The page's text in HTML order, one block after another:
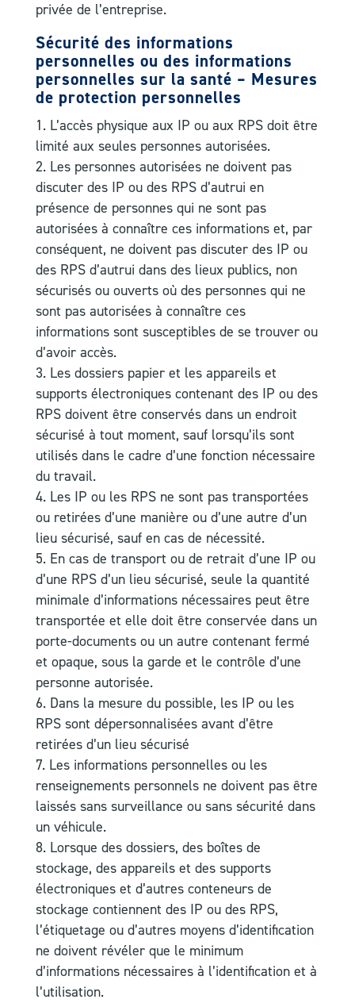
privée de l’entreprise.
Sécurité des informations
personnelles ou des informations
personnelles sur la santé – Mesures
de protection personnelles
L’accès physique aux IP ou aux RPS doit être
limité aux seules personnes autorisées.
Les personnes autorisées ne doivent pas
discuter des IP ou des RPS d’autrui en
présence de personnes qui ne sont pas
autorisées à connaître ces informations et, par
conséquent, ne doivent pas discuter des IP ou
des RPS d’autrui dans des lieux publics, non
sécurisés ou ouverts où des personnes qui ne
sont pas autorisées à connaître ces
informations sont susceptibles de se trouver ou
d’avoir accès.
Les dossiers papier et les appareils et
supports électroniques contenant des IP ou des
RPS doivent être conservés dans un endroit
sécurisé à tout moment, sauf lorsqu’ils sont
utilisés dans le cadre d’une fonction nécessaire
du travail.
Les IP ou les RPS ne sont pas transportées
ou retirées d’une manière ou d’une autre d’un
lieu sécurisé, sauf en cas de nécessité.
En cas de transport ou de retrait d’une IP ou
d’une RPS d’un lieu sécurisé, seule la quantité
minimale d’informations nécessaires peut être
transportée et elle doit être conservée dans un
porte-documents ou un autre contenant fermé
et opaque, sous la garde et le contrôle d’une
personne autorisée.
Dans la mesure du possible, les IP ou les
RPS sont dépersonnalisées avant d’être
retirées d’un lieu sécurisé
Les informations personnelles ou les
renseignements personnels ne doivent pas être
laissés sans surveillance ou sans sécurité dans
un véhicule.
Lorsque des dossiers, des boîtes de
stockage, des appareils et des supports
électroniques et d’autres conteneurs de
stockage contiennent des IP ou des RPS,
l’étiquetage ou d’autres moyens d’identification
ne doivent révéler que le minimum
d’informations nécessaires à l’identification et à
l’utilisation.